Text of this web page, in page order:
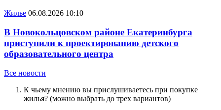
Жилье 06.08.2026 10:10
В Новокольцовском районе Екатеринбурга
приступили к проектированию детского
образовательного центра
Все новости
К чьему мнению вы прислушиваетесь при покупке
жилья? (можно выбрать до трех вариантов)